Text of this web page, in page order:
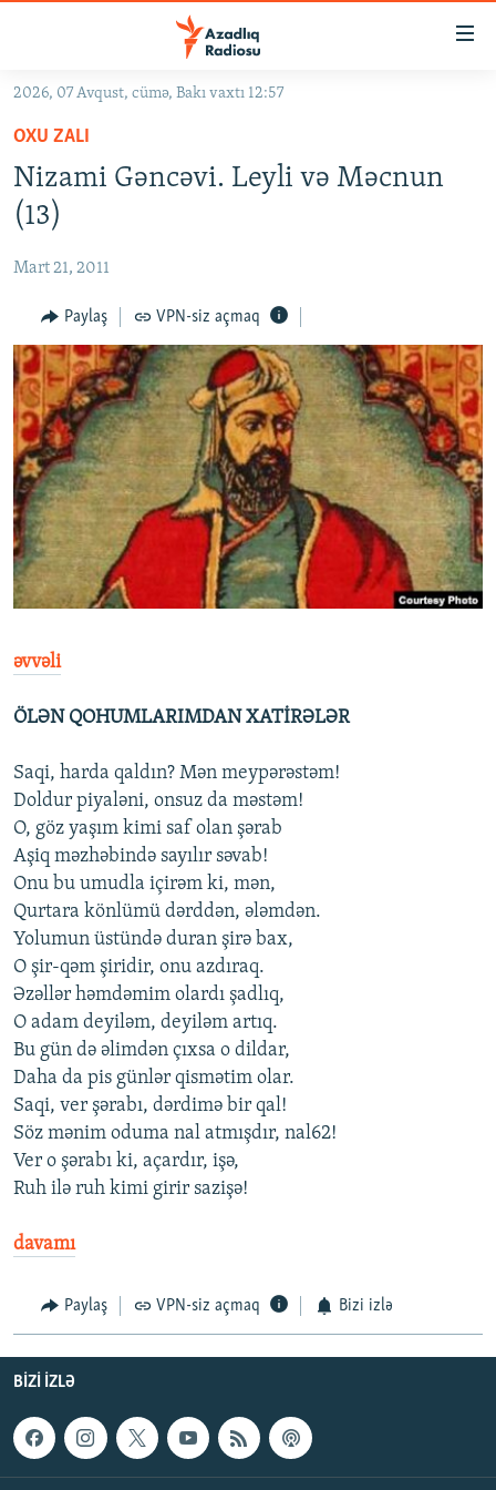
Əsas
qayıt
Əsas
naviqasiyaya
qayıt
KORRUPSIOMETR
#ƏSLINDƏ
FƏRQƏ BAX
QANUNI DOĞRU
ARAŞDIRMA
MULTIMEDIA
VIDEO
FOTOQALEREYA
İNFOQRAFIKA
KARIKATURA
RADIO ARXIV
OXU ZALI
AZƏRBAYCAN ƏDƏBIYYATI KITABXANASI
İSLAM VƏ DEMOKRATIYA
İZ - MƏDƏNIYYƏT PROQRAMI
HAQQIMIZDA
MISSIYAMIZ
PEŞƏ ETIKASI VƏ JURNALISTIKA STANDARTLARIMIZ
MATERIALLARIMIZDAN ISTIFADƏ
BIZIMLƏ ƏLAQƏ
XƏBƏR BÜLLETENLƏRIMIZ
BIZI IZLƏ
2026, 07 Avqust, cümə, Bakı vaxtı 12:57
OXU ZALI
Nizami Gəncəvi. Leyli və Məcnun
(13)
Mart 21, 2011
Paylaş VPN-siz açmaq
əvvəli
ÖLƏN QOHUMLARIMDAN XATİRƏLƏR
Saqi, harda qaldın? Mən meypərəstəm!
Doldur piyaləni, onsuz da məstəm!
O, göz yaşım kimi saf olan şərab
Aşiq məzhəbində sayılır səvab!
Onu bu umudla içirəm ki, mən,
Qurtara könlümü dərddən, ələmdən.
Yolumun üstündə duran şirə bax,
O şir-qəm şiridir, onu azdıraq.
Əzəllər həmdəmim olardı şadlıq,
O adam deyiləm, deyiləm artıq.
Bu gün də əlimdən çıxsa o dildar,
Daha da pis günlər qismətim olar.
Saqi, ver şərabı, dərdimə bir qal!
Söz mənim oduma nal atmışdır, nal62!
Ver o şərabı ki, açardır, işə,
Ruh ilə ruh kimi girir sazişə!
davamı
Paylaş VPN-siz açmaq Bizi izlə
BIZI IZLƏ